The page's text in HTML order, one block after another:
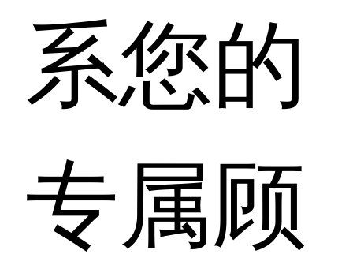
系您的
专属顾